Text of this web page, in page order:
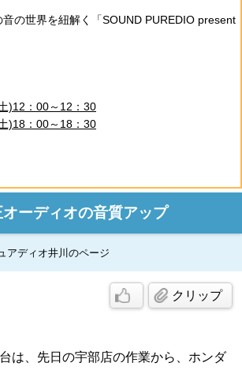
音の世界を紐解く「SOUND PUREDIO present
)12：00～12：30
)18：00～18：30
ーディオの音質アップ
アディオ井川のページ
クリップ
は、先日の宇部店の作業から、ホンダ